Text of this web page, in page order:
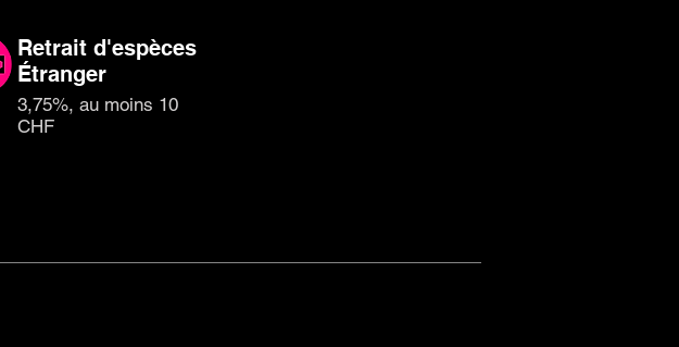
Retrait d'espèces
Étranger
3,75%, au moins 10
CHF